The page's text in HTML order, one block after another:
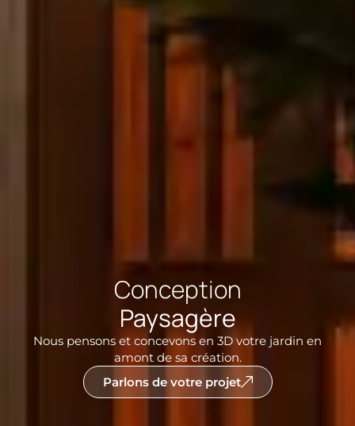
Conception
Paysagère
Nous pensons et concevons en 3D votre jardin en
amont de sa création.
Parlons de votre projet